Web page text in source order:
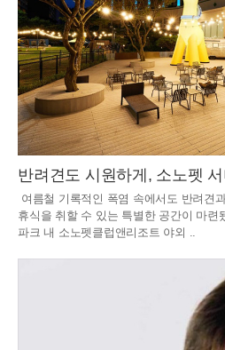
반려견도 시원하게, 소노펫
여름철 기록적인 폭염 속에서도 반려견
휴식을 취할 수 있는 특별한 공간이 마련
파크 내 소노펫클럽앤리조트 야외 ..